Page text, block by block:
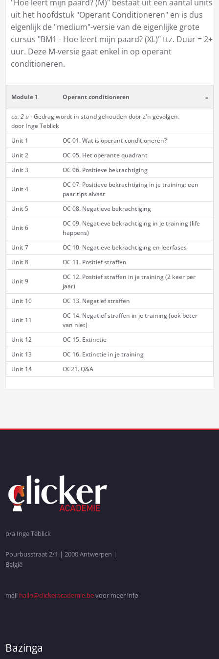
"Hoe leert mijn paard? (M)" bestaat uit een aantal units
uit het hoofdstuk "Operant Conditioneren" en is dus
eigenlijk de "medium"-versie van de eigenlijke grote
cursus "BM1 - Hoe leert mijn paard? (XL)" ttz. Duur = 2+
uur. Deze M-versie gaat enkel in op operant
conditioneren.
Module 1 Operant conditioneren -
ca. 2 u- Gedrag wordt in stand gehouden door z'n gevolgen.
door Inge Teblick
Unit 1
OC 01. Wat is operant conditioneren?
Unit 2
OC 05. Het operante quadrant
Unit 3
OC 06. Positieve bekrachtiging
Unit 4
OC 07. Positieve bekrachtiging in je training: een
paar tips alvast
Unit 5
OC 08. Negatieve bekrachtiging
Unit 6
OC 09. Negatieve bekrachtiging in je training (life
happens)
Unit 7
OC 10. Negatieve bekrachtiging en leerfases
Unit 8
OC 11. Positief straffen
Unit 9
OC 12. Positief straffen in je training (2 keer per
jaar)
Unit 10
OC 13. Negatief straffen
Unit 11
OC 14. Negatief straffen in je training (ook beter
van niet)
Unit 12
OC 15. Extinctie
Unit 13
OC 16. Extinctie in je training
Unit 14
OC21. Q&A
p/a Inge Teblick
Pourbusstraat 2/1 | 2000 Antwerpen |
België
mail hallo@clickeracademie.bevoor meer info
Bazinga